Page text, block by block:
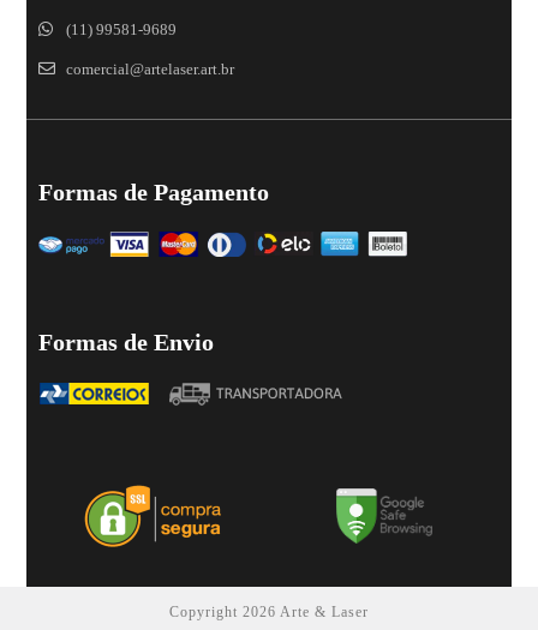
(11) 99581-9689
comercial@artelaser.art.br
Formas de Pagamento
Formas de Envio
Copyright 2026 Arte & Laser